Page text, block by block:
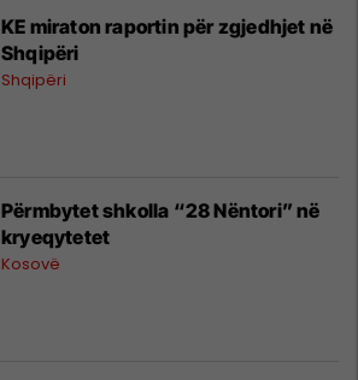
KE miraton raportin për zgjedhjet në
Shqipëri
Shqipëri
Përmbytet shkolla “28 Nëntori” në
kryeqytetet
Kosovë